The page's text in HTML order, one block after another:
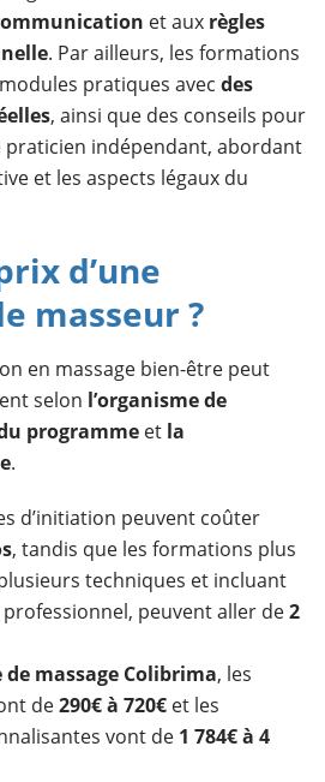
et aux règles
. Par ailleurs, les formations
pratiques avec des
, ainsi que des conseils pour
praticien indépendant, abordant
et les aspects légaux du
d’une
masseur ?
en massage bien-être peut
selon l’organisme de
programme et la
.
d’initiation peuvent coûter
, tandis que les formations plus
techniques et incluant
peuvent aller de2
de massage Colibrima, les
de290€ à 720€ et les
vont de 1 784€ à 4